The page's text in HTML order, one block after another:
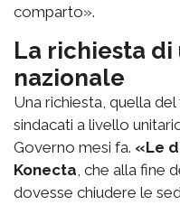
comparto».
La richiesta
nazionale
Una richiesta, quella
sindacati a livello
Governo mesi fa. «Le
Konecta, che alla fine
dovesse chiudere le